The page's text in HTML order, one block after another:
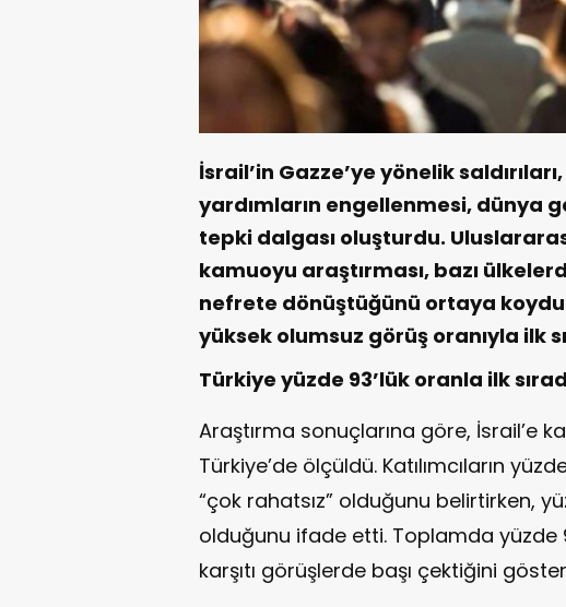
İsrail’in Gazze’ye yönelik
yardımların engellenmesi, dünya
tepki dalgası oluşturdu.
kamuoyu araştırması, bazı
nefrete dönüştüğünü ortaya
yüksek olumsuz görüş oranıyla ilk
Türkiye yüzde 93’lük oranla ilk
Araştırma sonuçlarına göre, İsrail’e
Türkiye’de ölçüldü. Katılımcıların
“çok rahatsız” olduğunu belirtirken,
olduğunu ifade etti. Toplamda yüzde
karşıtı görüşlerde başı çektiğini